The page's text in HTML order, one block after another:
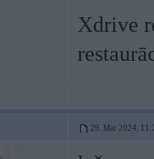
Xdrive
29. Mar 2024,